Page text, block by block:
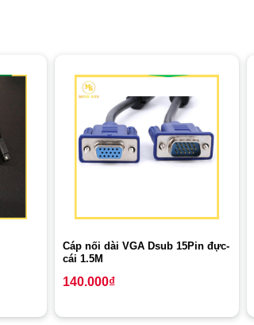
Cáp nối dài VGA Dsub 15Pin đực-
cái 1.5M
140.000₫